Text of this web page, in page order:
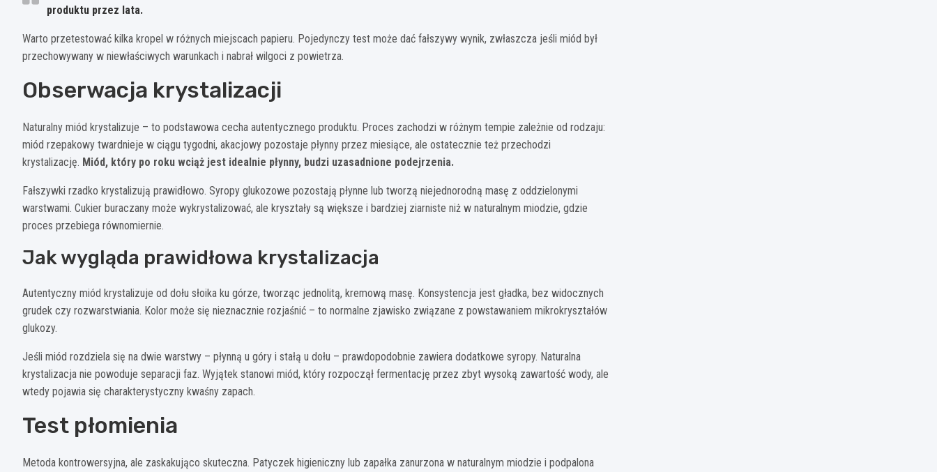
produktu przez lata.
Warto przetestować kilka kropel w różnych miejscach papieru. Pojedynczy test może dać fałszywy wynik, zwłaszcza jeśli miód był
przechowywany w niewłaściwych warunkach i nabrał wilgoci z powietrza.
Obserwacja krystalizacji
Naturalny miód krystalizuje – to podstawowa cecha autentycznego produktu. Proces zachodzi w różnym tempie zależnie od rodzaju:
miód rzepakowy twardnieje w ciągu tygodni, akacjowy pozostaje płynny przez miesiące, ale ostatecznie też przechodzi
krystalizację. Miód, który po roku wciąż jest idealnie płynny, budzi uzasadnione podejrzenia.
Fałszywki rzadko krystalizują prawidłowo. Syropy glukozowe pozostają płynne lub tworzą niejednorodną masę z oddzielonymi
warstwami. Cukier buraczany może wykrystalizować, ale kryształy są większe i bardziej ziarniste niż w naturalnym miodzie, gdzie
proces przebiega równomiernie.
Jak wygląda prawidłowa krystalizacja
Autentyczny miód krystalizuje od dołu słoika ku górze, tworząc jednolitą, kremową masę. Konsystencja jest gładka, bez widocznych
grudek czy rozwarstwiania. Kolor może się nieznacznie rozjaśnić – to normalne zjawisko związane z powstawaniem mikrokryształów
glukozy.
Jeśli miód rozdziela się na dwie warstwy – płynną u góry i stałą u dołu – prawdopodobnie zawiera dodatkowe syropy. Naturalna
krystalizacja nie powoduje separacji faz. Wyjątek stanowi miód, który rozpoczął fermentację przez zbyt wysoką zawartość wody, ale
wtedy pojawia się charakterystyczny kwaśny zapach.
Test płomienia
Metoda kontrowersyjna, ale zaskakująco skuteczna. Patyczek higieniczny lub zapałka zanurzona w naturalnym miodzie i podpalona